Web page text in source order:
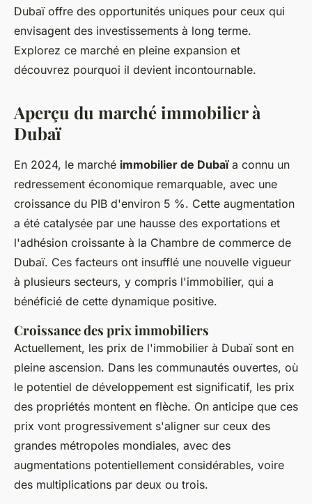
Dubaï offre des opportunités uniques pour ceux qui
envisagent des investissements à long terme.
Explorez ce marché en pleine expansion et
découvrez pourquoi il devient incontournable.
Aperçu du marché immobilier à
Dubaï
En 2024, le marché immobilier de Dubaïa connu un
redressement économique remarquable, avec une
croissance du PIB d'environ 5 %. Cette augmentation
a été catalysée par une hausse des exportations et
l'adhésion croissante à la Chambre de commerce de
Dubaï. Ces facteurs ont insufflé une nouvelle vigueur
à plusieurs secteurs, y compris l'immobilier, qui a
bénéficié de cette dynamique positive.
Croissance des prix immobiliers
Actuellement, les prix de l'immobilier à Dubaï sont en
pleine ascension. Dans les communautés ouvertes, où
le potentiel de développement est significatif, les prix
des propriétés montent en flèche. On anticipe que ces
prix vont progressivement s'aligner sur ceux des
grandes métropoles mondiales, avec des
augmentations potentiellement considérables, voire
des multiplications par deux ou trois.